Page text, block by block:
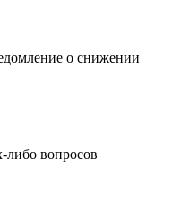
о снижении
либо вопросов